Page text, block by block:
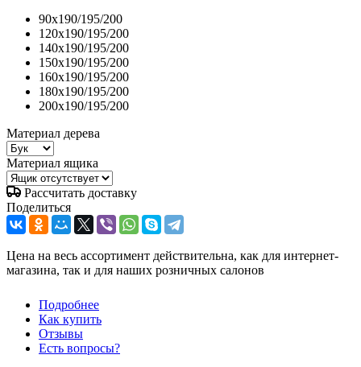
90x190/195/200
120x190/195/200
140x190/195/200
150x190/195/200
160x190/195/200
180x190/195/200
200x190/195/200
Материал дерева
Материал ящика
Рассчитать доставку
Поделиться
Цена на весь ассортимент действительна, как для интернет-
магазина, так и для наших розничных салонов
Подробнее
Как купить
Отзывы
Есть вопросы?